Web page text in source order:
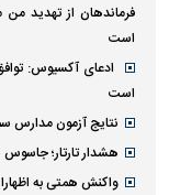
فرماندهان از تهدید
است
ادعای آکسیوس:
است
نتایج آزمون مدارس
هشدار تارتار؛
واکنش همتی به